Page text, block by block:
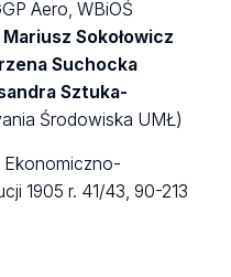
Aero, WBiOŚ
Sokołowicz
Suchocka
Sztuka-
Środowiska UMŁ)
Ekonomiczno-
1905 r. 41/43, 90-213